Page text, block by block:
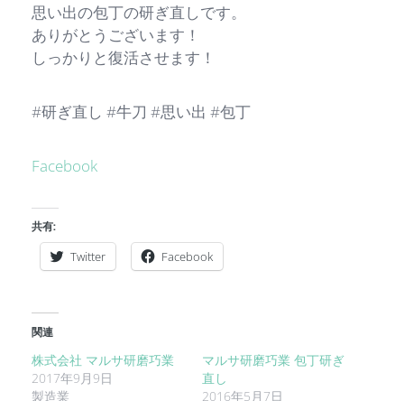
思い出の包丁の研ぎ直しです。
ありがとうございます！
しっかりと復活させます！
#研ぎ直し #牛刀 #思い出 #包丁
Facebook
共有:
Twitter Facebook
関連
株式会社 マルサ研磨巧業
2017年9月9日
製造業
マルサ研磨巧業 包丁研ぎ
直し
2016年5月7日